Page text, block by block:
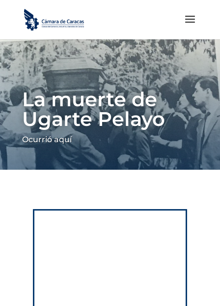
La muerte de
Ugarte Pelayo
Ocurrió aquí